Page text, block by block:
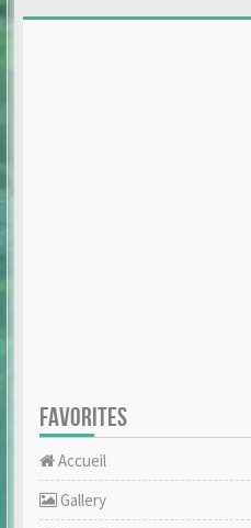
FAVORITES
Accueil
Gallery